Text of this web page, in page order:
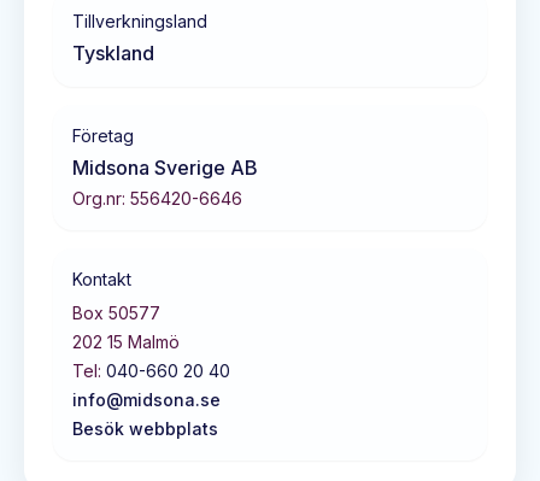
Tillverkningsland
Tyskland
Företag
Midsona Sverige AB
Org.nr: 556420-6646
Kontakt
Box 50577
202 15 Malmö
Tel: 040-660 20 40
info@midsona.se
Besök webbplats